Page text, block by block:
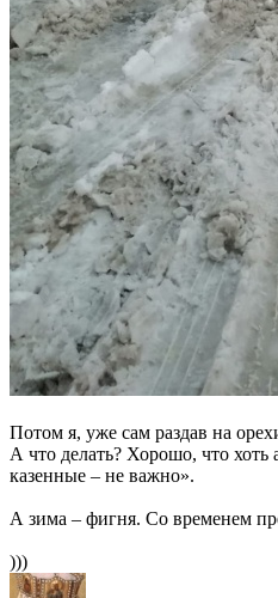
Потом я, уже сам раздав на
А что делать? Хорошо, что хоть
казенные – не важно».
А зима – фигня. Со временем
)))